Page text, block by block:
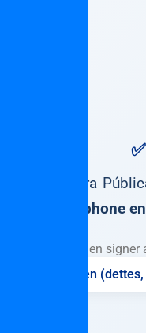
Escritura
francophone
surtout jamais rien
du bien